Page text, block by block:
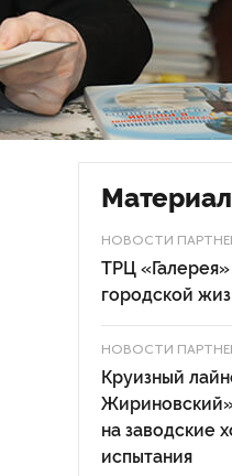
НОВОСТИ
ТРЦ
городской
НОВОСТИ
Круизный
на заводские
испытания